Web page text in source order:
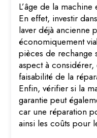
L’âge de la
En effet, investir
laver déjà ancienne
économiquement
pièces de rechange
aspect à
faisabilité de la
Enfin, vérifier si la
garantie peut
car une réparation
ainsi les coûts pour